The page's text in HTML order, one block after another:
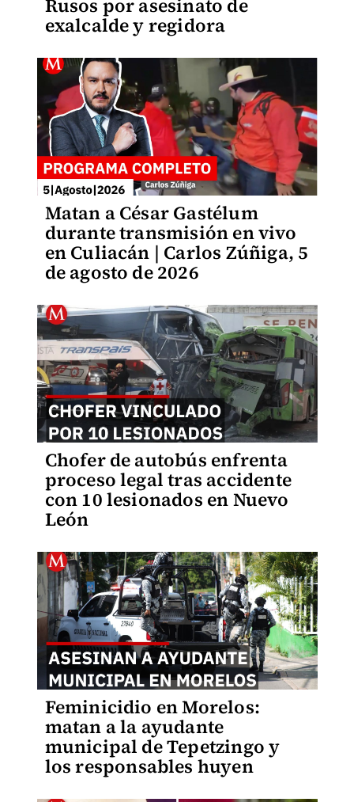
Rusos por asesinato de
exalcalde y regidora
Matan a César Gastélum
durante transmisión en vivo
en Culiacán | Carlos Zúñiga, 5
de agosto de 2026
Chofer de autobús enfrenta
proceso legal tras accidente
con 10 lesionados en Nuevo
León
Feminicidio en Morelos:
matan a la ayudante
municipal de Tepetzingo y
los responsables huyen